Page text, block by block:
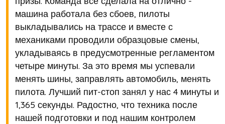
машина работала без сбоев, пилоты
выкладывались на трассе и вместе с
механиками проводили образцовые смены,
укладываясь в предусмотренные регламентом
четыре минуты. За это время мы успевали
менять шины, заправлять автомобиль, менять
пилота. Лучший пит-стоп занял у нас 4 минуты и
1,365 секунды. Радостно, что техника после
нашей подготовки и под нашим контролем